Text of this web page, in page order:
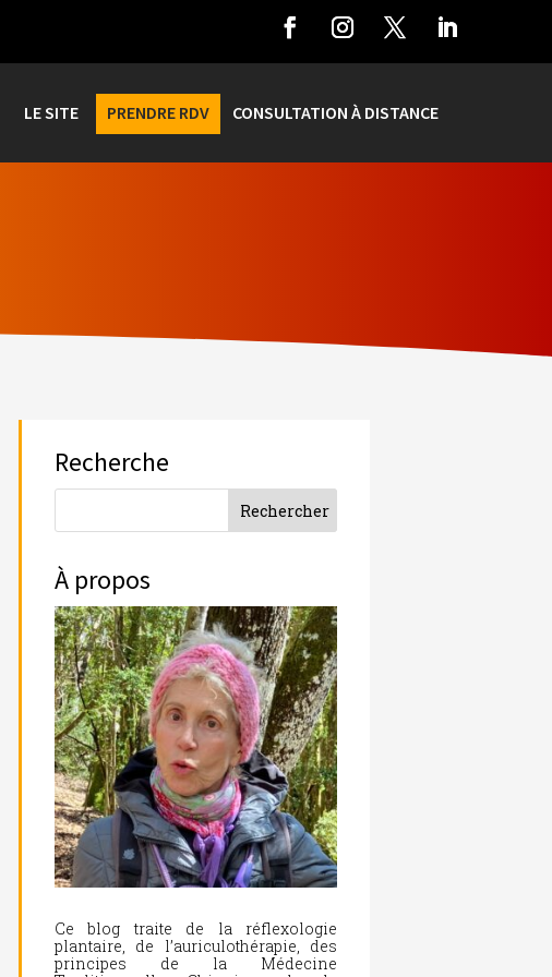
LE SITE PRENDRE RDV CONSULTATION À DISTANCE
Recherche
À propos
Ce blog traite de la réflexologie
plantaire, de l’auriculothérapie, des
principes de la Médecine